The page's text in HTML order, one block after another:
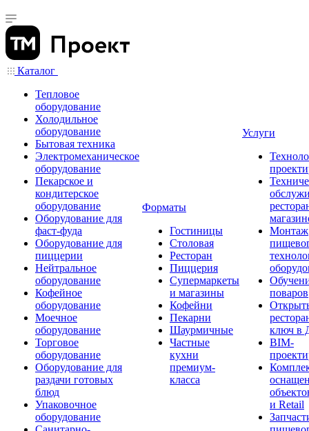
Каталог
Тепловое
оборудование
Холодильное
оборудование
Бытовая техника
Электромеханическое
оборудование
Пекарское и
кондитерское
оборудование
Оборудование для
фаст-фуда
Оборудование для
пиццерии
Нейтральное
оборудование
Кофейное
оборудование
Моечное
оборудование
Торговое
оборудование
Оборудование для
раздачи готовых
блюд
Упаковочное
оборудование
Форматы
Гостиницы
Столовая
Ресторан
Пиццерия
Супермаркеты
и магазины
Кофейни
Пекарни
Шаурмичные
Частные
кухни
премиум-
класса
Услуги
Монтаж
поваров
ключ в
BIM-
и Retail